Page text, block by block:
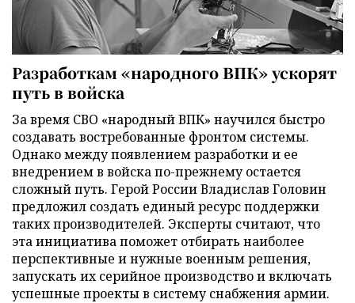
Разработкам «народного ВПК» ускорят
путь в войска
За время СВО «народный ВПК» научился быстро
создавать востребованные фронтом системы.
Однако между появлением разработки и ее
внедрением в войска по-прежнему остается
сложный путь. Герой России Владислав Головин
предложил создать единый ресурс поддержки
таких производителей. Эксперты считают, что
эта инициатива поможет отбирать наиболее
перспективные и нужные военным решения,
запускать их серийное производство и включать
успешные проекты в систему снабжения армии.